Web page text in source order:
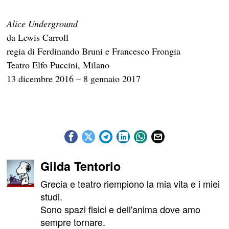
Alice Underground
da Lewis Carroll
regia di Ferdinando Bruni e Francesco Frongia
Teatro Elfo Puccini, Milano
13 dicembre 2016 – 8 gennaio 2017
Gilda Tentorio
Grecia e teatro riempiono la mia vita e i miei
studi.
Sono spazi fisici e dell'anima dove amo
sempre tornare.